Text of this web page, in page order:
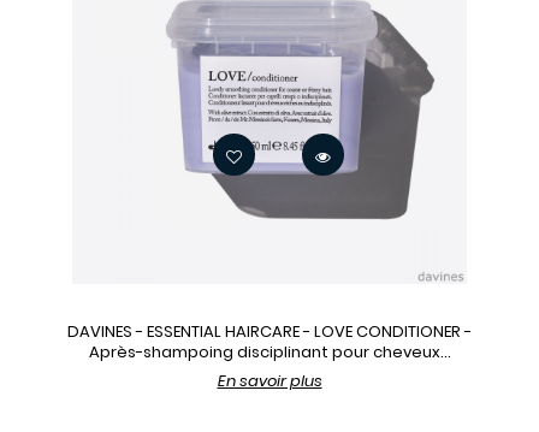
DAVINES - ESSENTIAL HAIRCARE - LOVE CONDITIONER -
Après-shampoing disciplinant pour cheveux...
En savoir plus